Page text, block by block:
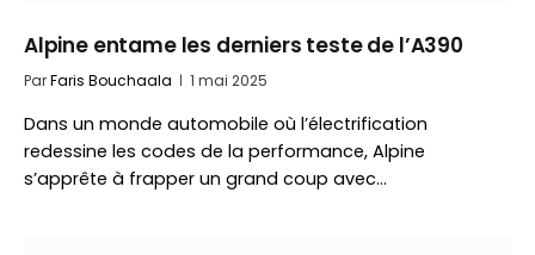
Alpine entame les derniers teste de l’A390
ParFaris Bouchaala 1 mai 2025
Dans un monde automobile où l’électrification
redessine les codes de la performance, Alpine
s’apprête à frapper un grand coup avec…